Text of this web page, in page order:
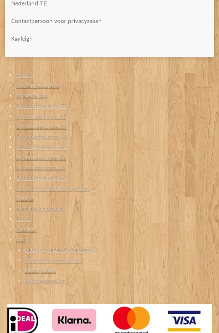
Nederland T E
Contactpersoon voor privacyzaken
Kayleigh
Home
Wk cap nederland
Mysterie Cap
Op voorraad maat 55
op voorraad maat 58
Op voorraad maat 59
Op voorraad maat 60
op voorraad maat 61
op voorraad maat 62
Op vooraad maat 63
Op voorraad Maat 64
Lascaps met rechthoekige klep
T-shirts
Metalen Wandbord
Foto's
Reacties
Info
betaling, verzending en retour
Algemene voorwaarden
Privacybeleid
Klachtenregeling